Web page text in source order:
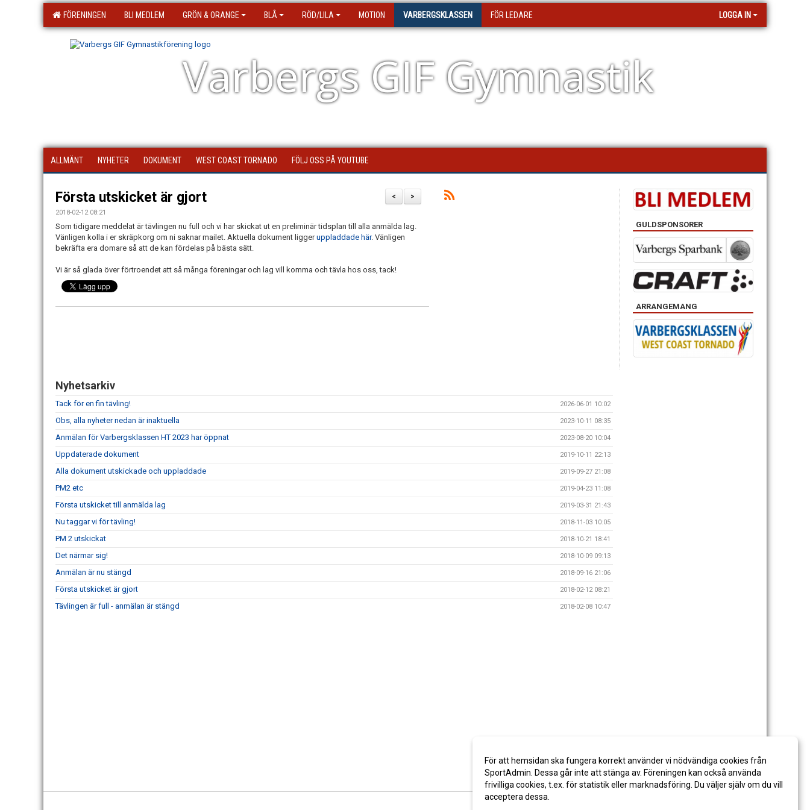
FÖRENINGEN BLI MEDLEM GRÖN & ORANGE BLÅ RÖD/LILA MOTION VARBERGSKLASSEN FÖR LEDARE LOGGA IN
Varbergs GIF Gymnastik
ALLMÄNT NYHETER DOKUMENT WEST COAST TORNADO FÖLJ OSS PÅ YOUTUBE
>
<
Första utskicket är gjort
2018-02-12 08:21
Som tidigare meddelat är tävlingen nu full och vi har skickat ut en preliminär tidsplan till alla anmälda lag.
Vänligen kolla i er skräpkorg om ni saknar mailet. Aktuella dokument liggeruppladdade här. Vänligen
bekräfta era domare så att de kan fördelas på bästa sätt.
Vi är så glada över förtroendet att så många föreningar och lag vill komma och tävla hos oss, tack!
Nyhetsarkiv
Tack för en fin tävling! 2026-06-01 10:02
Obs, alla nyheter nedan är inaktuella 2023-10-11 08:35
Anmälan för Varbergsklassen HT 2023 har öppnat 2023-08-20 10:04
Uppdaterade dokument 2019-10-11 22:13
Alla dokument utskickade och uppladdade 2019-09-27 21:08
PM2 etc 2019-04-23 11:08
Första utskicket till anmälda lag 2019-03-31 21:43
Nu taggar vi för tävling! 2018-11-03 10:05
PM 2 utskickat 2018-10-21 18:41
Det närmar sig! 2018-10-09 09:13
Anmälan är nu stängd 2018-09-16 21:06
Första utskicket är gjort 2018-02-12 08:21
Tävlingen är full - anmälan är stängd 2018-02-08 10:47
GULDSPONSORER
ARRANGEMANG
För att hemsidan ska fungera korrekt använder vi nödvändiga cookies från
SportAdmin. Dessa går inte att stänga av. Föreningen kan också använda
frivilliga cookies, t.ex. för statistik eller marknadsföring. Du väljer själv om du vill
acceptera dessa.